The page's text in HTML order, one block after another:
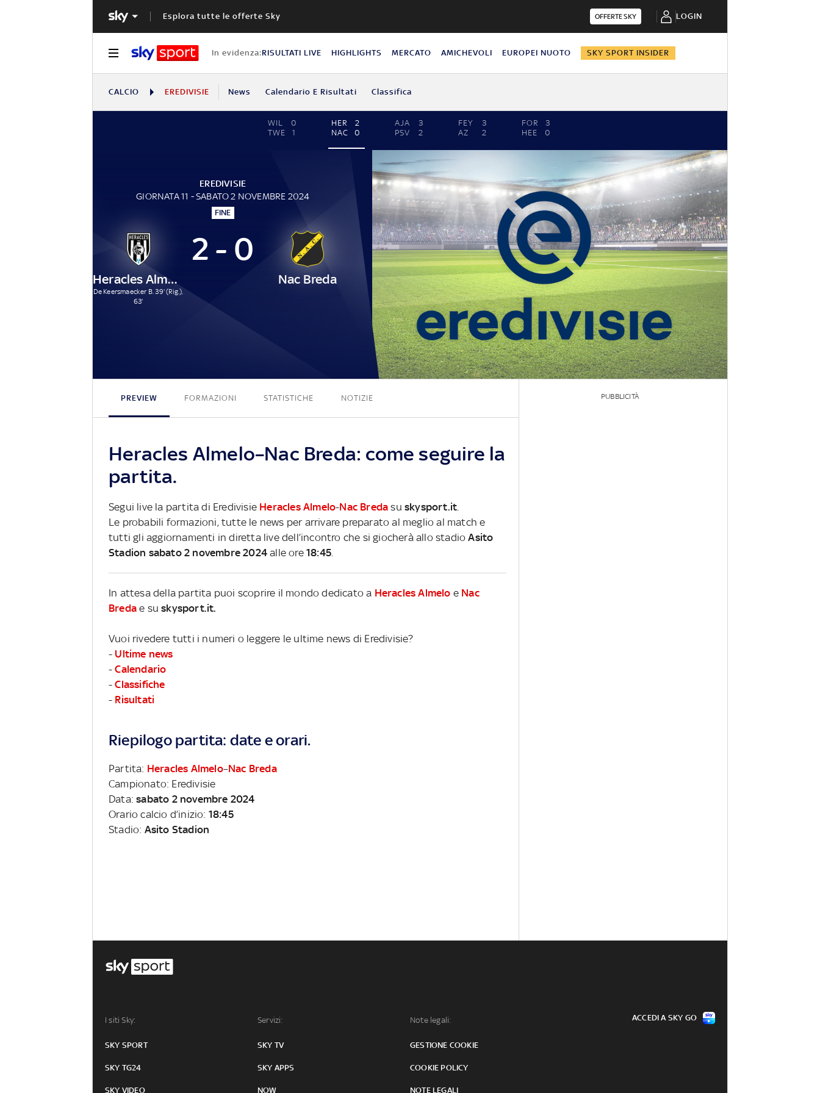
Esplora tutte le offerte Sky OFFERTE SKY LOGIN
In evidenza:RISULTATI LIVE HIGHLIGHTS MERCATO AMICHEVOLI EUROPEI NUOTO SKY SPORT INSIDER
CALCIO EREDIVISIE News Calendario E Risultati Classifica
WIL
0
TWE
1
HER
2
NAC
0
AJA
3
PSV
2
FEY
3
AZ
2
FOR
3
HEE
0
EREDIVISIE
GIORNATA 11 - SABATO 2 NOVEMBRE 2024
FINE
Heracles Almelo
De Keersmaecker B. 39' (Rig.),
63'
2 - 0
Nac Breda
2 - 0
PREVIEW FORMAZIONI STATISTICHE NOTIZIE
Heracles Almelo–Nac Breda: come seguire la
partita.
Segui live la partita di Eredivisie Heracles Almelo-Nac Breda suskysport.it
Le probabili formazioni, tutte le news per arrivare preparato al meglio al match e
tutti gli aggiornamenti in diretta live dell’incontro che si giocherà allo stadioAsito
Stadion sabato 2 novembre 2024 alle ore 18:45
In attesa della partita puoi scoprire il mondo dedicato a Heracles Almelo e Nac
Breda e suskysport.it.
Vuoi rivedere tutti i numeri o leggere le ultime news di Eredivisie?
- Ultime news
-Calendario
-Classifiche
- Risultati
Riepilogo partita: date e orari.
Partita: Heracles Almelo–Nac Breda
Campionato: Eredivisie
Data:sabato 2 novembre 2024
Orario calcio d’inizio: 18:45
Stadio: Asito Stadion
PUBBLICITÀ
I siti Sky:
SKY SPORT
SKY TG24
SKY VIDEO
Servizi:
SKY TV
SKY APPS
NOW
Note legali:
GESTIONE COOKIE
COOKIE POLICY
NOTE LEGALI
ACCEDI A SKY GO